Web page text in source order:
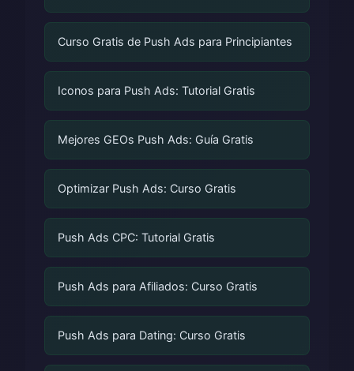
Curso Gratis de Push Ads para Principiantes
Iconos para Push Ads: Tutorial Gratis
Mejores GEOs Push Ads: Guía Gratis
Optimizar Push Ads: Curso Gratis
Push Ads CPC: Tutorial Gratis
Push Ads para Afiliados: Curso Gratis
Push Ads para Dating: Curso Gratis